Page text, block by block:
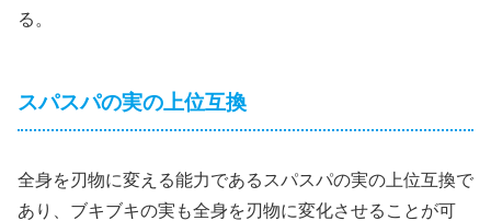
る。
スパスパの実の上位互換
全身を刃物に変える能力であるスパスパの実の上位互換で
あり、ブキブキの実も全身を刃物に変化させることが可